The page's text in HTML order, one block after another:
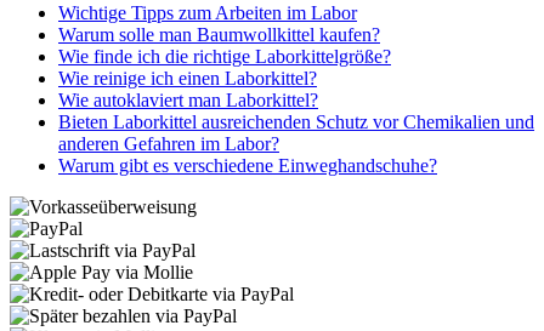
Wichtige Tipps zum Arbeiten im Labor
Warum solle man Baumwollkittel kaufen?
Wie finde ich die richtige Laborkittelgröße?
Wie reinige ich einen Laborkittel?
Wie autoklaviert man Laborkittel?
Bieten Laborkittel ausreichenden Schutz vor Chemikalien und
anderen Gefahren im Labor?
Warum gibt es verschiedene Einweghandschuhe?